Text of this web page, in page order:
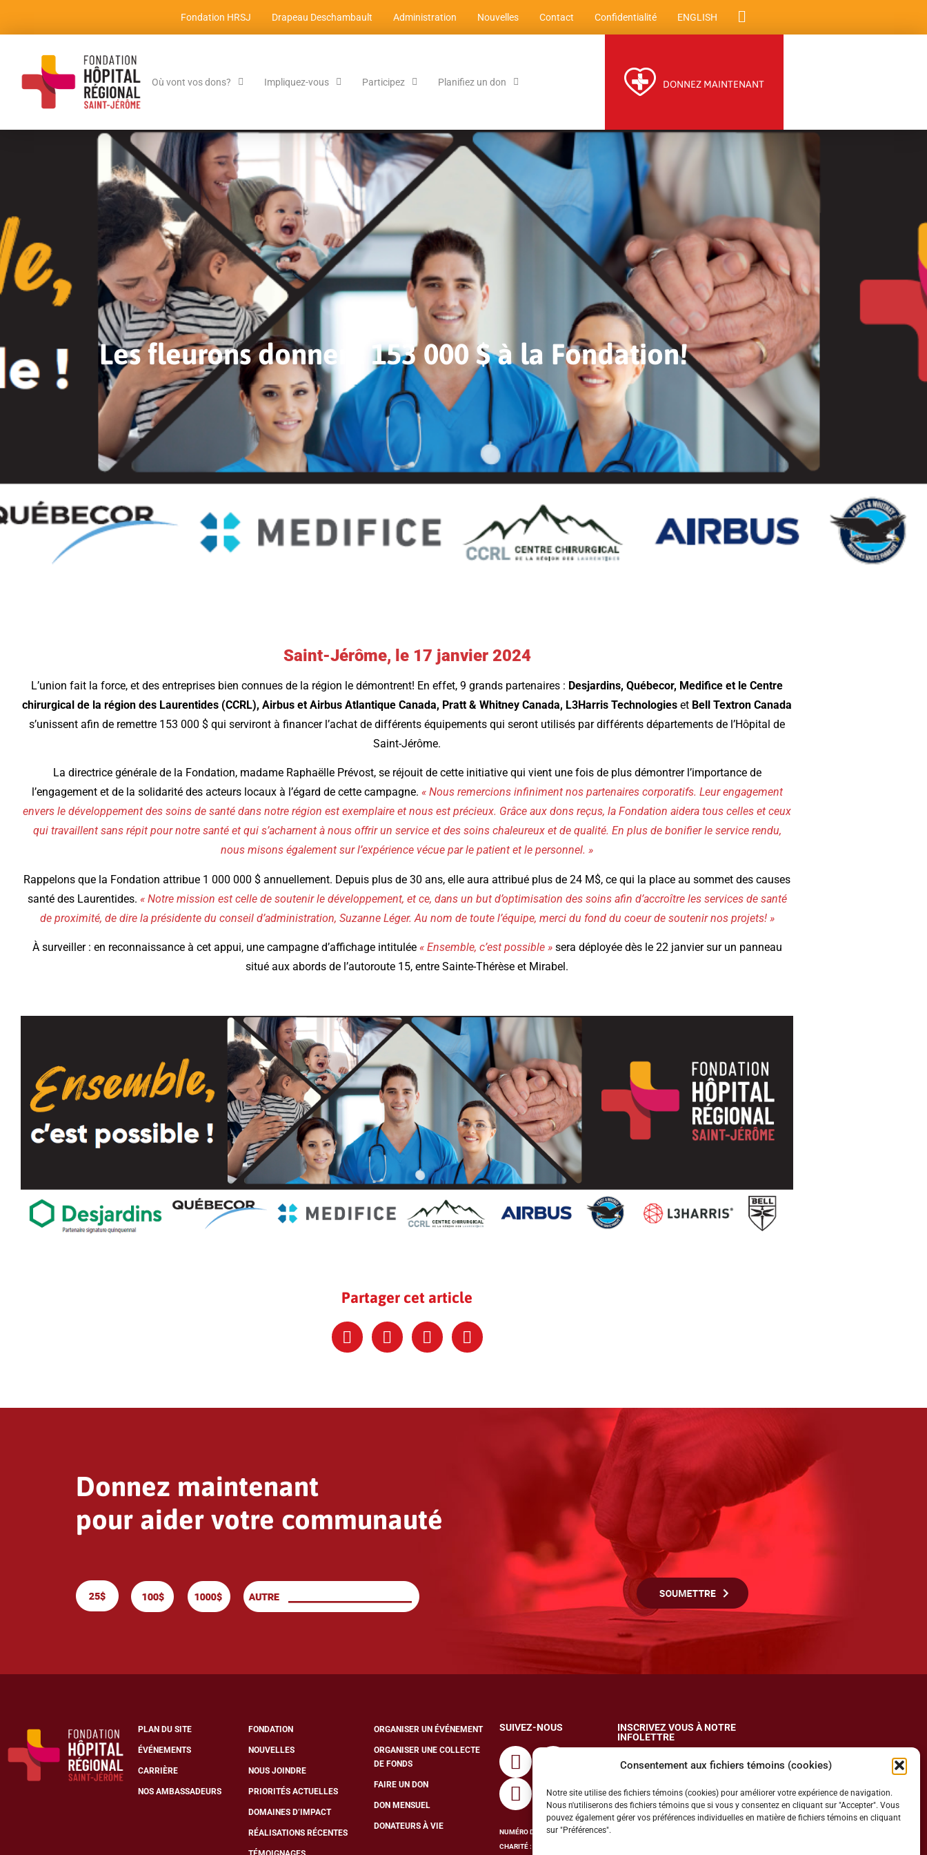
Consentement aux fichiers témoins (cookies)
Notre site utilise des fichiers témoins (cookies) pour améliorer votre expérience de navigation.
Nous n'utiliserons des fichiers témoins que si vous y consentez en cliquant sur "Accepter". Vous
pouvez également gérer vos préférences individuelles en matière de fichiers témoins en cliquant
sur "Préférences".
Fondation HRSJ Drapeau Deschambault Administration Nouvelles Contact Confidentialité ENGLISH
Où vont vos dons? Impliquez-vous Participez Planifiez un don DONNEZ MAINTENANT
Les fleurons donnent 153 000 $ à la Fondation!
Saint-Jérôme, le 17 janvier 2024
L’union fait la force, et des entreprises bien connues de la région le démontrent! En effet, 9 grands partenaires : Desjardins, Québecor, Medifice et le Centre
chirurgical de la région des Laurentides (CCRL), Airbus et Airbus Atlantique Canada, Pratt & Whitney Canada, L3Harris Technologies et Bell Textron Canada
s’unissent afin de remettre 153 000 $ qui serviront à financer l’achat de différents équipements qui seront utilisés par différents départements de l’Hôpital de
Saint-Jérôme.
La directrice générale de la Fondation, madame Raphaëlle Prévost, se réjouit de cette initiative qui vient une fois de plus démontrer l’importance de
l’engagement et de la solidarité des acteurs locaux à l’égard de cette campagne. « Nous remercions infiniment nos partenaires corporatifs. Leur engagement
envers le développement des soins de santé dans notre région est exemplaire et nous est précieux. Grâce aux dons reçus, la Fondation aidera tous celles et ceux
qui travaillent sans répit pour notre santé et qui s’acharnent à nous offrir un service et des soins chaleureux et de qualité. En plus de bonifier le service rendu,
nous misons également sur l’expérience vécue par le patient et le personnel. »
Rappelons que la Fondation attribue 1 000 000 $ annuellement. Depuis plus de 30 ans, elle aura attribué plus de 24 M$, ce qui la place au sommet des causes
santé des Laurentides. « Notre mission est celle de soutenir le développement, et ce, dans un but d’optimisation des soins afin d’accroître les services de santé
de proximité, de dire la présidente du conseil d’administration, Suzanne Léger. Au nom de toute l’équipe, merci du fond du coeur de soutenir nos projets! »
À surveiller : en reconnaissance à cet appui, une campagne d’affichage intitulée « Ensemble, c’est possible »sera déployée dès le 22 janvier sur un panneau
situé aux abords de l’autoroute 15, entre Sainte-Thérèse et Mirabel.
Partager cet article
Donnez maintenant
pour aider votre communauté
PLAN DU SITE
ÉVÉNEMENTS
CARRIÈRE
NOS AMBASSADEURS
FONDATION
NOUVELLES
NOUS JOINDRE
PRIORITÉS ACTUELLES
DOMAINES D’IMPACT
RÉALISATIONS RÉCENTES
ORGANISER UN ÉVÉNEMENT
ORGANISER UNE COLLECTE
DE FONDS
FAIRE UN DON
DON MENSUEL
DONATEURS À VIE
SUIVEZ-NOUS
NUMÉRO D’ORGANISME DE
CHARITÉ : 13286 7078 RR0001
INSCRIVEZ VOUS À NOTRE
INFOLETTRE